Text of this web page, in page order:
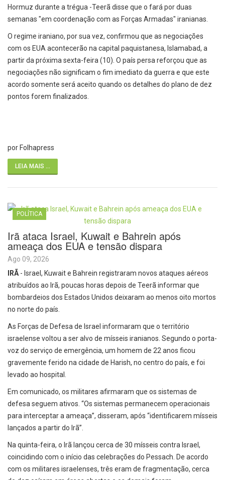
Hormuz durante a trégua -Teerã disse que o fará por duas
semanas "em coordenação com as Forças Armadas" iranianas.
O regime iraniano, por sua vez, confirmou que as negociações
com os EUA acontecerão na capital paquistanesa, Islamabad, a
partir da próxima sexta-feira (10). O país persa reforçou que as
negociações não significam o fim imediato da guerra e que este
acordo somente será aceito quando os detalhes do plano de dez
pontos forem finalizados.
por Folhapress
LEIA MAIS ...
POLÍTICA
Irã ataca Israel, Kuwait e Bahrein após
ameaça dos EUA e tensão dispara
Ago 09, 2026
IRÃ - Israel, Kuwait e Bahrein registraram novos ataques aéreos
atribuídos ao Irã, poucas horas depois de Teerã informar que
bombardeios dos Estados Unidos deixaram ao menos oito mortos
no norte do país.
As Forças de Defesa de Israel informaram que o território
israelense voltou a ser alvo de mísseis iranianos. Segundo o porta-
voz do serviço de emergência, um homem de 22 anos ficou
gravemente ferido na cidade de Harish, no centro do país, e foi
levado ao hospital.
Em comunicado, os militares afirmaram que os sistemas de
defesa seguem ativos. “Os sistemas permanecem operacionais
para interceptar a ameaça”, disseram, após “identificarem mísseis
lançados a partir do Irã”.
Na quinta-feira, o Irã lançou cerca de 30 mísseis contra Israel,
coincidindo com o início das celebrações do Pessach. De acordo
com os militares israelenses, três eram de fragmentação, cerca